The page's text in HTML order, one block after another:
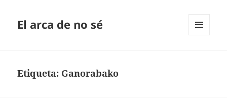
El arca de no sé
Etiqueta: Ganorabako